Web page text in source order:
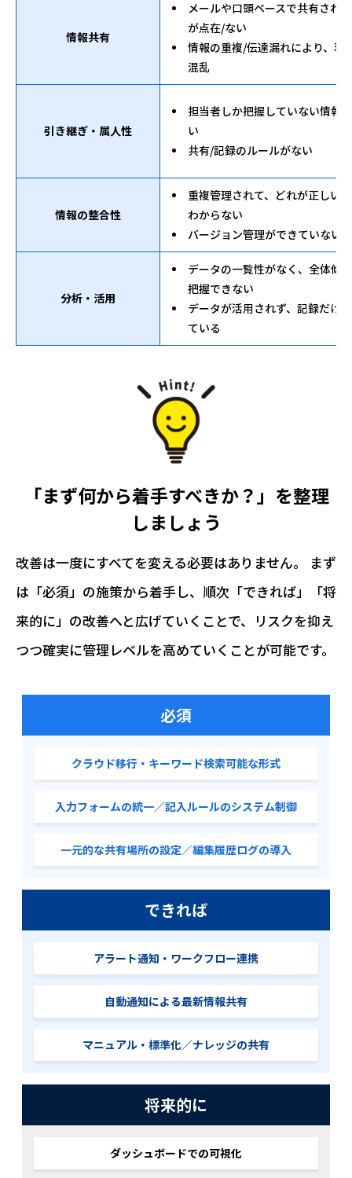
情報共有
メールや口頭ベースで共有され
が点在/ない
情報の重複/伝達漏れにより、現
混乱
引き継ぎ・属人性
担当者しか把握していない情報
い
共有/記録のルールがない
情報の整合性
重複管理されて、どれが正しい
わからない
バージョン管理ができていない
分析・活用
データの一覧性がなく、全体傾
把握できない
データが活用されず、記録だけ
ている
「まず何から着手すべきか？」を整理
しましょう
改善は一度にすべてを変える必要はありません。 まず
は「必須」の施策から着手し、順次「できれば」「将
来的に」の改善へと広げていくことで、リスクを抑え
つつ確実に管理レベルを高めていくことが可能です。
必須
クラウド移行・キーワード検索可能な形式
入力フォームの統一／記入ルールのシステム制御
一元的な共有場所の設定／編集履歴ログの導入
できれば
アラート通知・ワークフロー連携
自動通知による最新情報共有
マニュアル・標準化／ナレッジの共有
将来的に
ダッシュボードでの可視化